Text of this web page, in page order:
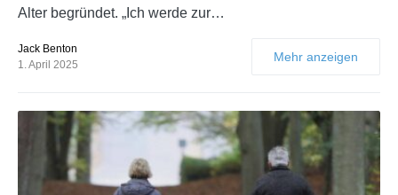
Alter begründet. „Ich werde zur…
Jack Benton
1. April 2025
Mehr anzeigen